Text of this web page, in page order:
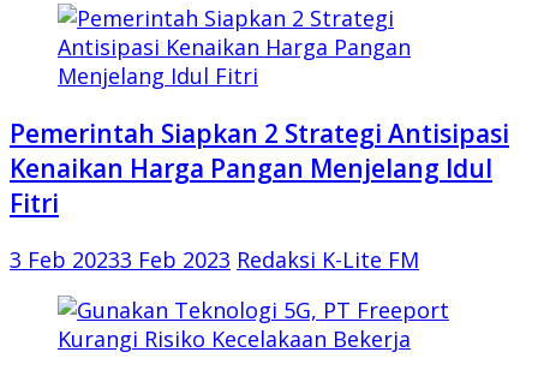
Pemerintah Siapkan 2 Strategi Antisipasi
Kenaikan Harga Pangan Menjelang Idul
Fitri
3 Feb 20233 Feb 2023 Redaksi K-Lite FM